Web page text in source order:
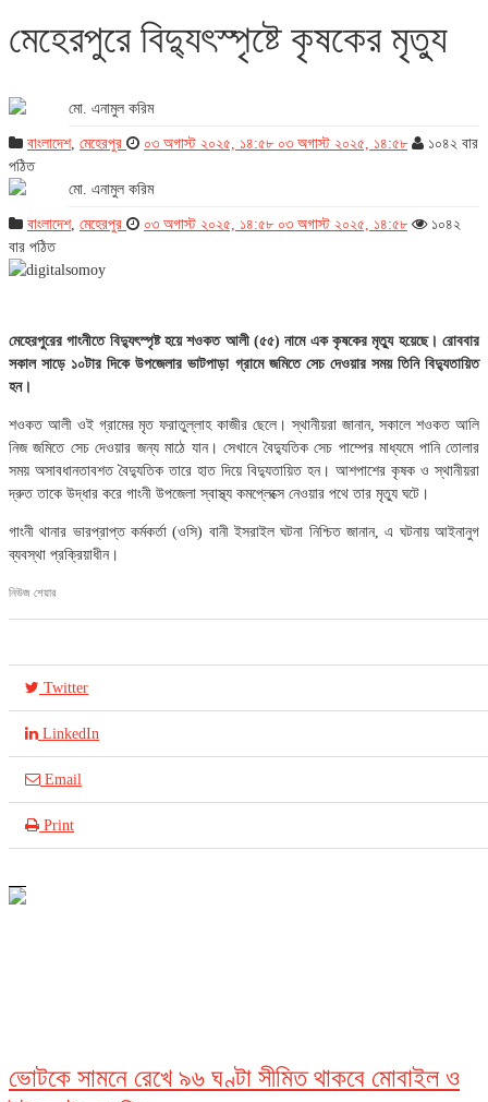
মেহেরপুরে বিদ্যুৎস্পৃষ্টে কৃষকের মৃত্যু
মো. এনামুল করিম
বাংলাদেশ, মেহেরপুর ০৩ অগাস্ট ২০২৫, ১৪:৫৮ ০৩ অগাস্ট ২০২৫, ১৪:৫৮
১০৪২ বার
পঠিত
মো. এনামুল করিম
বাংলাদেশ, মেহেরপুর ০৩ অগাস্ট ২০২৫, ১৪:৫৮ ০৩ অগাস্ট ২০২৫, ১৪:৫৮
১০৪২
বার পঠিত
মেহেরপুরের গাংনীতে বিদ্যুৎস্পৃষ্ট হয়ে শওকত আলী (৫৫) নামে এক কৃষকের মৃত্যু হয়েছে। রোববার
সকাল সাড়ে ১০টার দিকে উপজেলার ভাটপাড়া গ্রামে জমিতে সেচ দেওয়ার সময় তিনি বিদ্যুতায়িত
হন।
শওকত আলী ওই গ্রামের মৃত ফরাতুল্লাহ কাজীর ছেলে। স্থানীয়রা জানান, সকালে শওকত আলি
নিজ জমিতে সেচ দেওয়ার জন্য মাঠে যান। সেখানে বৈদ্যুতিক সেচ পাম্পের মাধ্যমে পানি তোলার
সময় অসাবধানতাবশত বৈদ্যুতিক তারে হাত দিয়ে বিদ্যুতায়িত হন। আশপাশের কৃষক ও স্থানীয়রা
দ্রুত তাকে উদ্ধার করে গাংনী উপজেলা স্বাস্থ্য কমপ্লেক্সে নেওয়ার পথে তার মৃত্যু ঘটে।
গাংনী থানার ভারপ্রাপ্ত কর্মকর্তা (ওসি) বানী ইসরাইল ঘটনা নিশ্চিত জানান, এ ঘটনায় আইনানুগ
ব্যবস্থা প্রক্রিয়াধীন।
নিউজ শেয়ার
Twitter
LinkedIn
Email
Print
ভোটকে সামনে রেখে ৯৬ ঘণ্টা সীমিত থাকবে মোবাইল ও